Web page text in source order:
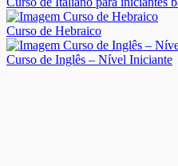
Curso de Hebraico
Curso de Inglês – Nível Iniciante